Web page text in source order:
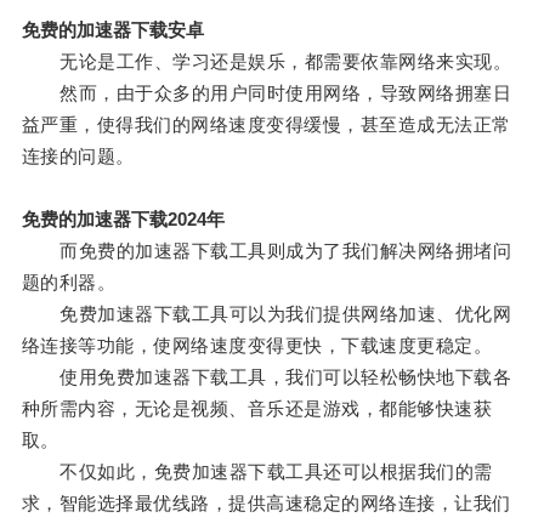
免费的加速器下载安卓
无论是工作、学习还是娱乐，都需要依靠网络来实现。
然而，由于众多的用户同时使用网络，导致网络拥塞日
益严重，使得我们的网络速度变得缓慢，甚至造成无法正常
连接的问题。
免费的加速器下载2024年
而免费的加速器下载工具则成为了我们解决网络拥堵问
题的利器。
免费加速器下载工具可以为我们提供网络加速、优化网
络连接等功能，使网络速度变得更快，下载速度更稳定。
使用免费加速器下载工具，我们可以轻松畅快地下载各
种所需内容，无论是视频、音乐还是游戏，都能够快速获
取。
不仅如此，免费加速器下载工具还可以根据我们的需
求，智能选择最优线路，提供高速稳定的网络连接，让我们